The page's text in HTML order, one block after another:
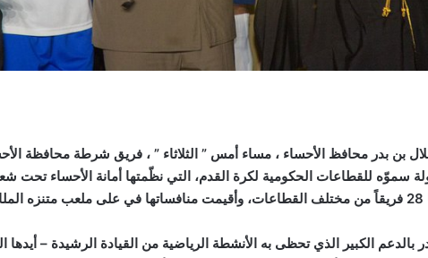
بن بدر محافظ الأحساء ، مساء أمس ” الثلاثاء ” ، فريق شرطة محافظة
سموّه للقطاعات الحكومية لكرة القدم، التي نظّمتها أمانة الأحساء تحت
بالدعم الكبير الذي تحظى به الأنشطة الرياضية من القيادة الرشيدة – أيدها